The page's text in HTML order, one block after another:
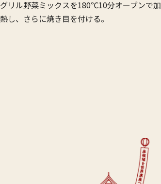
グリル野菜ミックスを180℃10分オーブンで加
熱し、さらに焼き目を付ける。